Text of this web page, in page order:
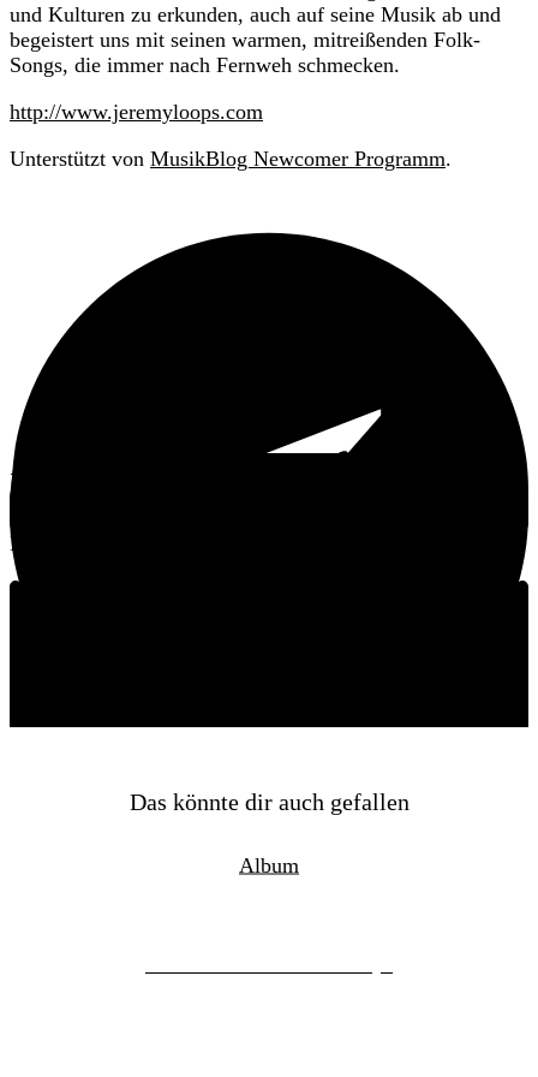
und Kulturen zu erkunden, auch auf seine Musik ab und
begeistert uns mit seinen warmen, mitreißenden Folk-
Songs, die immer nach Fernweh schmecken.
http://www.jeremyloops.com
Unterstützt von MusikBlog Newcomer Programm.
Kommende Konzerttermine
Keine aktuellen Termine
Das könnte dir auch gefallen
Album